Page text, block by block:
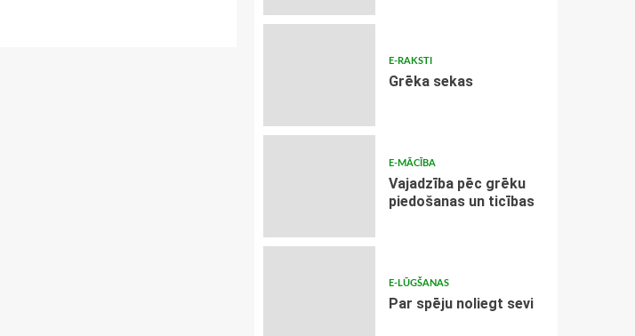
E-RAKSTI
Grēka sekas
E-MĀCĪBA
Vajadzība pēc grēku
piedošanas un ticības
E-LŪGŠANAS
Par spēju noliegt sevi